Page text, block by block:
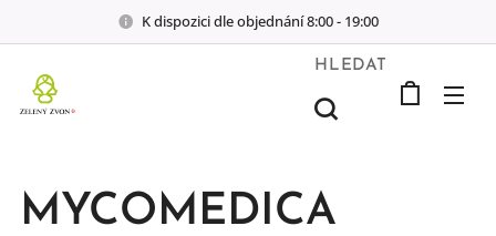
K dispozici dle objednání 8:00 - 19:00
HLEDAT
MYCOMEDICA